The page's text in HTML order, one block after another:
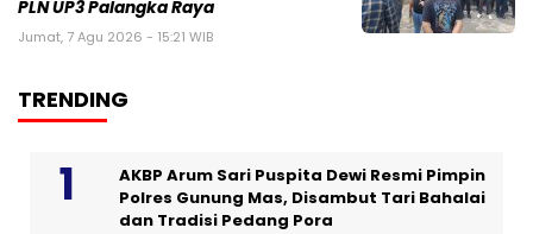
PLN UP3 Palangka Raya
Jumat, 7 Agu 2026 - 15:21 WIB
TRENDING
AKBP Arum Sari Puspita Dewi Resmi Pimpin
Polres Gunung Mas, Disambut Tari Bahalai
dan Tradisi Pedang Pora